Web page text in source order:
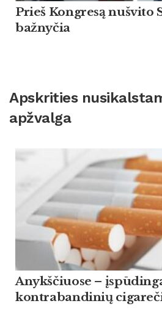
Prieš Kongresą nušvito
bažnyčia
Apskrities
apžvalga
Anykščiuose –
kontrabandinių